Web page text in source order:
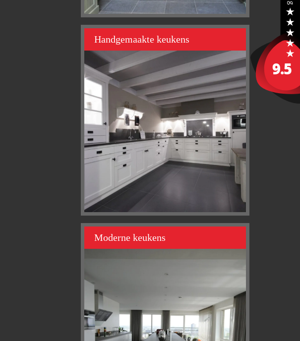
Handgemaakte keukens
Moderne keukens